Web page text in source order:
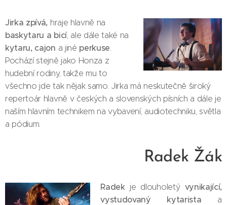
Jirka zpívá, hraje hlavně na
baskytaru a bicí, ale dále také na
kytaru, cajon a jiné perkuse.
Pochází stejně jako Honza z
hudební rodiny, takže mu to
všechno jde tak nějak samo. Jirka má neskutečně široký
repertoár hlavně v českých a slovenských písních a dále je
naším hlavním technikem na vybavení, audiotechniku, světla
a pódium.
Radek Žák
Radekje dlouholetý vynikající,
vystudovaný kytarista a